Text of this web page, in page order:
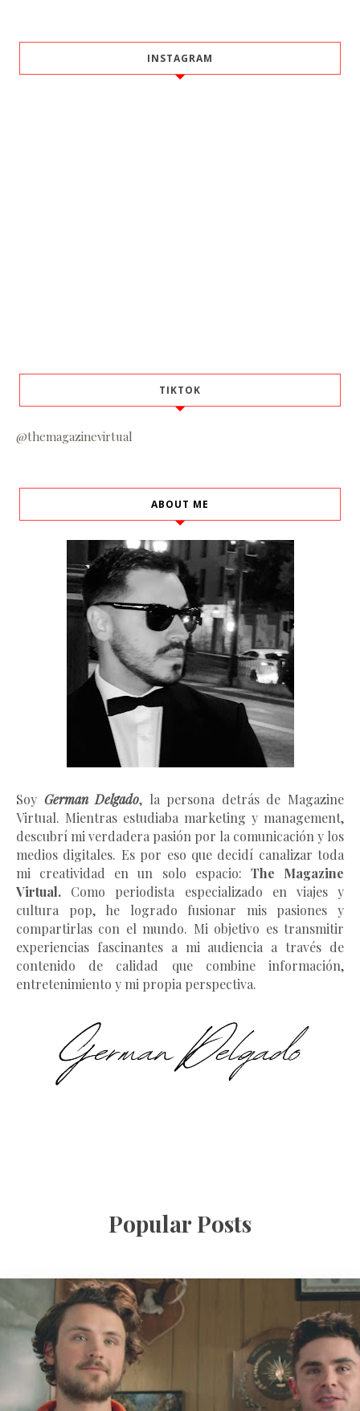
INSTAGRAM
TIKTOK
@themagazinevirtual
ABOUT ME
Soy German Delgado, la persona detrás de Magazine
Virtual. Mientras estudiaba marketing y management,
descubrí mi verdadera pasión por la comunicación y los
medios digitales. Es por eso que decidí canalizar toda
mi creatividad en un solo espacio: The Magazine
Virtual. Como periodista especializado en viajes y
cultura pop, he logrado fusionar mis pasiones y
compartirlas con el mundo. Mi objetivo es transmitir
experiencias fascinantes a mi audiencia a través de
contenido de calidad que combine información,
entretenimiento y mi propia perspectiva.
Popular Posts